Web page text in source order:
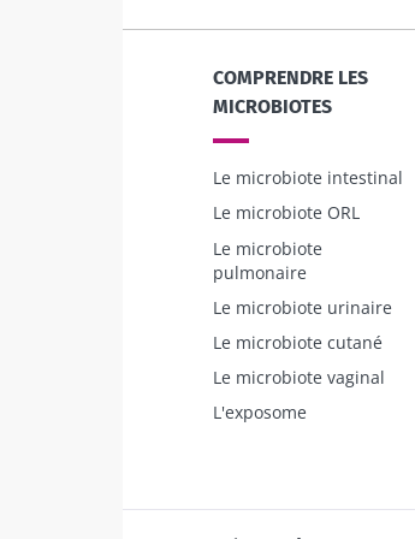
COMPRENDRE LES
MICROBIOTES
Le microbiote intestinal
Le microbiote ORL
Le microbiote
pulmonaire
Le microbiote urinaire
Le microbiote cutané
Le microbiote vaginal
L'exposome